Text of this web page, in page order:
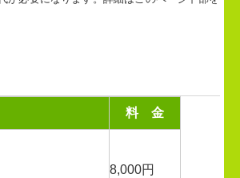
料 金
8,000円